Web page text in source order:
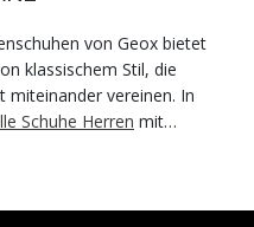
von Geox bietet
klassischem Stil, die
miteinander vereinen. In
Schuhe Herren mit
mit denen Sie